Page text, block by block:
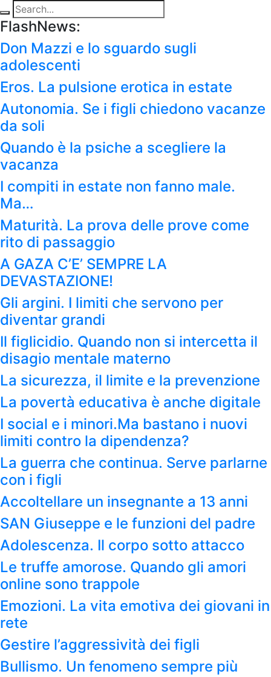
FlashNews:
Don Mazzi e lo sguardo sugli
adolescenti
Eros. La pulsione erotica in estate
Autonomia. Se i figli chiedono vacanze
da soli
Quando è la psiche a scegliere la
vacanza
I compiti in estate non fanno male.
Ma…
Maturità. La prova delle prove come
rito di passaggio
A GAZA C’E’ SEMPRE LA
DEVASTAZIONE!
Gli argini. I limiti che servono per
diventar grandi
Il figlicidio. Quando non si intercetta il
disagio mentale materno
La sicurezza, il limite e la prevenzione
La povertà educativa è anche digitale
I social e i minori.Ma bastano i nuovi
limiti contro la dipendenza?
La guerra che continua. Serve parlarne
con i figli
Accoltellare un insegnante a 13 anni
SAN Giuseppe e le funzioni del padre
Adolescenza. Il corpo sotto attacco
Le truffe amorose. Quando gli amori
online sono trappole
Emozioni. La vita emotiva dei giovani in
rete
Gestire l’aggressività dei figli
Bullismo. Un fenomeno sempre più